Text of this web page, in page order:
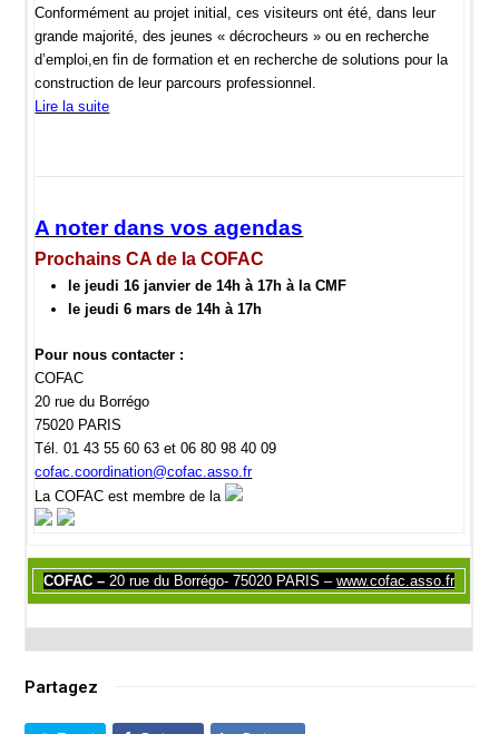
Conformément au projet initial, ces visiteurs ont été, dans leur
grande majorité, des jeunes « décrocheurs » ou en recherche
d’emploi,en fin de formation et en recherche de solutions pour la
construction de leur parcours professionnel.
Lire la suite
A noter dans vos agendas
Prochains CA de la COFAC
le jeudi 16 janvier de 14h à 17h à la CMF
le jeudi 6 mars de 14h à 17h
Pour nous contacter :
COFAC
20 rue du Borrégo
75020 PARIS
Tél. 01 43 55 60 63 et06 80 98 40 09
cofac.coordination@cofac.asso.fr
La COFAC est membre de la
COFAC –20 rue du Borrégo- 75020 PARIS –www.cofac.asso.fr
Partagez